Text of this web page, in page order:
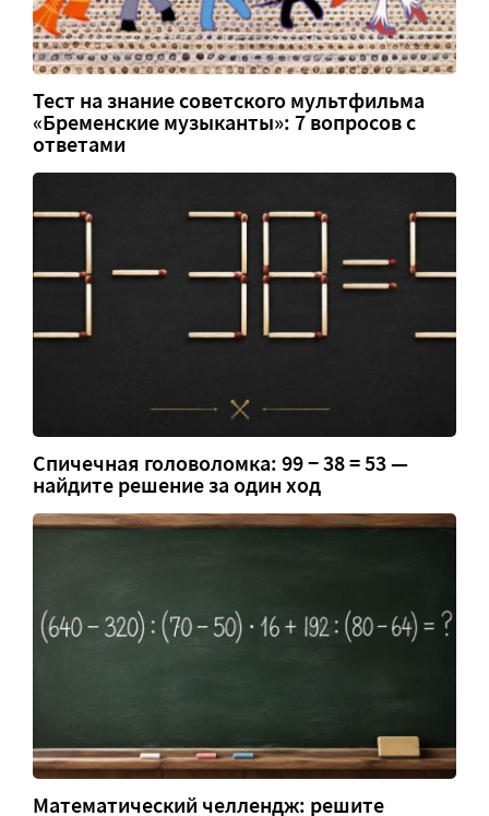
Тест на знание советского мультфильма
«Бременские музыканты»: 7 вопросов с
ответами
Спичечная головоломка: 99 − 38 = 53 —
найдите решение за один ход
Математический челлендж: решите